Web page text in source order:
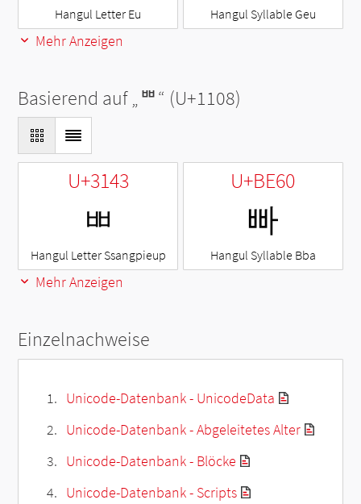
Hangul Letter Eu Hangul Syllable Geu
Mehr Anzeigen
Basierend auf „ᄈ“ (U+1108)
U+3143
ㅃ
Hangul Letter Ssangpieup
U+BE60
빠
Hangul Syllable Bba
Mehr Anzeigen
Einzelnachweise
Unicode-Datenbank - UnicodeData
Unicode-Datenbank - Abgeleitetes Alter
Unicode-Datenbank - Blöcke
Unicode-Datenbank - Scripts